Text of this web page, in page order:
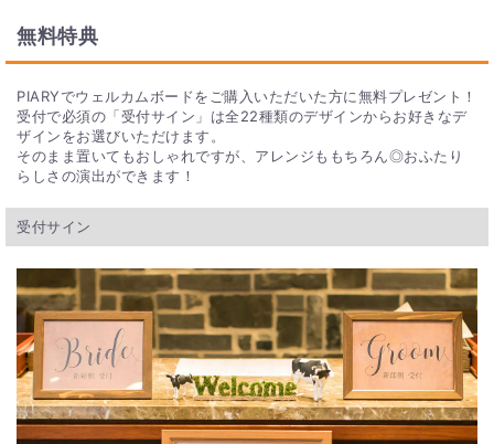
無料特典
PIARYでウェルカムボードをご購入いただいた方に無料プレゼント！
受付で必須の「受付サイン」は全22種類のデザインからお好きなデ
ザインをお選びいただけます。
そのまま置いてもおしゃれですが、アレンジももちろん◎おふたり
らしさの演出ができます！
受付サイン